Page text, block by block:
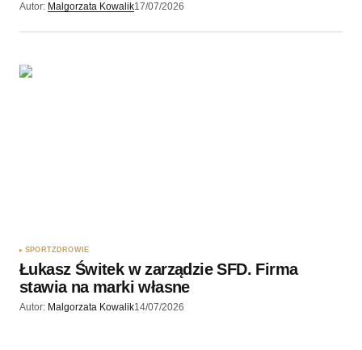
Autor: Malgorzata Kowalik17/07/2026
SPORTZDROWIE
Łukasz Świtek w zarządzie SFD. Firma
stawia na marki własne
Autor: Malgorzata Kowalik14/07/2026